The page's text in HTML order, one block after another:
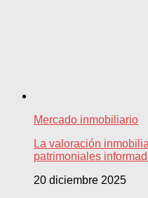
Mercado inmobiliario
La valoración
patrimoniales
20 diciembre 2025